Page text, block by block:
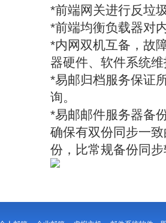
*前端网关进行反垃
*前端均衡负载器对
*内网双机互备，故
器硬件、软件系统
*易邮归档服务保证
询。
*易邮邮件服务器备
确保有双份同步一
份，比常规备份同